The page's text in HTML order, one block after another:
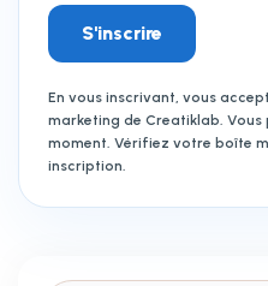
S'inscrire
En vous inscrivant, vous
marketing de Creatiklab.
moment. Vérifiez votre boîte
inscription.